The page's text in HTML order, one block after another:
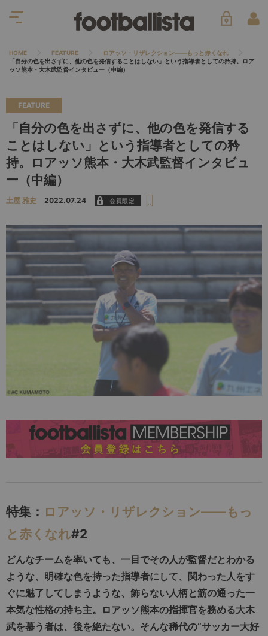
HOME FEATURE
ロアッソ・リザレクション――もっと赤くなれ
「自分の色を出さずに、他の色を発信することはしない」という指導者としての矜持。ロア
ッソ熊本・大木武監督インタビュー（中編）
FEATURE
「自分の色を出さずに、他の色を発信する
ことはしない」という指導者としての矜
持。ロアッソ熊本・大木武監督インタビュ
ー（中編）
土屋 雅史 2022.07.24
特集： ロアッソ・リザレクション――もっ
と赤くなれ#2
どんなチームを率いても、一目でその人が監督だとわかる
ような、明確な色を持った指導者にして、関わった人をす
ぐに魅了してしまうような、飾らない人柄と筋の通った一
本気な性格の持ち主。ロアッソ熊本の指揮官を務める大木
武を慕う者は、後を絶たない。そんな稀代の“サッカー大好